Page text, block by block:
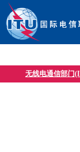
无线电通信部门